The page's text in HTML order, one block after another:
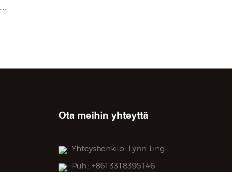
Ota meihin yhteyttä
Yhteyshenkilö: Lynn Ling
Puh.: +8613318395146